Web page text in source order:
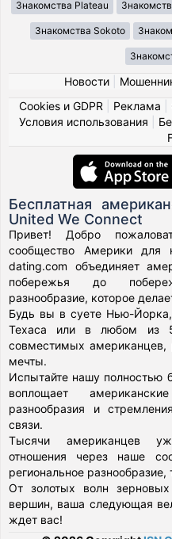
Знакомства Plateau
Знакомства Sokoto
Новости|
Cookies и GDPR
Реклама
Условия использования
Бесплатная
United We Connect
Привет! Добро
сообщество Америки для
dating.com объединяет
побережья до
разнообразие, которое
Будь вы в суете Нью-
Техаса или в любом из
совместимых
мечты.
Испытайте нашу полностью
воплощает
разнообразия и
связи.
Тысячи американцев
отношения через наше
региональное
От золотых волн
вершин, ваша следующая
ждет вас!